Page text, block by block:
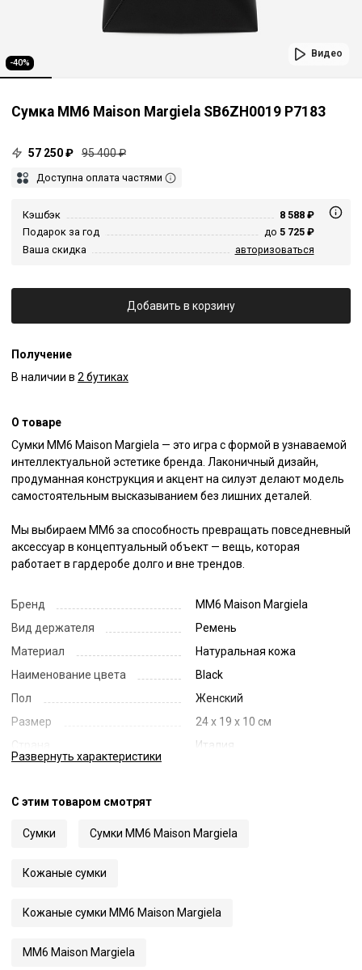
-40%
Видео
Сумка MM6 Maison Margiela SB6ZH0019 P7183
57 250 ₽ 95 400 ₽
Доступна оплата частями
Кэшбэк
8 588 ₽
Подарок за год
до 5 725 ₽
Ваша скидка
авторизоваться
Добавить в корзину
Получение
В наличии в 2 бутиках
О товаре
Сумки MM6 Maison Margiela — это игра с формой в узнаваемой
интеллектуальной эстетике бренда. Лаконичный дизайн,
продуманная конструкция и акцент на силуэт делают модель
самостоятельным высказыванием без лишних деталей.
Мы выбираем MM6 за способность превращать повседневный
аксессуар в концептуальный объект — вещь, которая
работает в гардеробе долго и вне трендов.
Бренд
MM6 Maison Margiela
Вид держателя
Ремень
Материал
Натуральная кожа
Наименование цвета
Black
Пол
Женский
Размер
24 x 19 x 10 см
Страна
Италия
Развернуть характеристики
С этим товаром смотрят
Сумки Сумки MM6 Maison Margiela
Кожаные сумки
Кожаные сумки MM6 Maison Margiela
MM6 Maison Margiela